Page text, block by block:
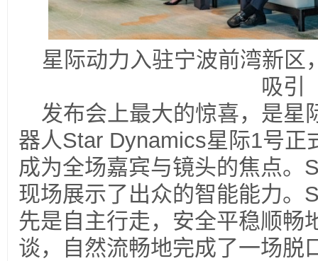
星际动力入驻宁波前湾新区
吸引
发布会上最大的惊喜，是星
器人Star Dynamics星际1号正
成为全场嘉宾与镜头的焦点。
现场展示了出众的智能能力。
先是自主行走，安全平稳顺畅
谈，自然流畅地完成了一场脱